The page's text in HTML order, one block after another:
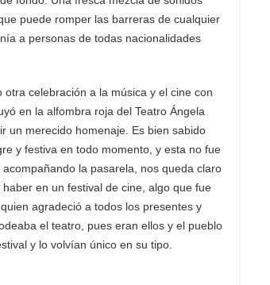
puede romper las barreras de cualquier
a personas de todas nacionalidades
celebración a la música y el cine con
en la alfombra roja del Teatro Ángela
un merecido homenaje. Es bien sabido
y festiva en todo momento, y esta no fue
la pasarela, nos queda claro
en un festival de cine, algo que fue
, quien agradeció a todos los presentes y
el teatro, pues eran ellos y el pueblo
y lo volvían único en su tipo.